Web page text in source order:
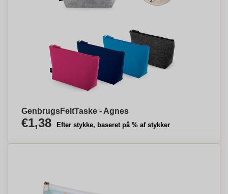
GenbrugsFeltTaske - Agnes
€1,38 Efter stykke, baseret på % af stykker